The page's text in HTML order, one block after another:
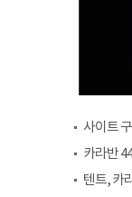
사이트
카라반
텐트, 카